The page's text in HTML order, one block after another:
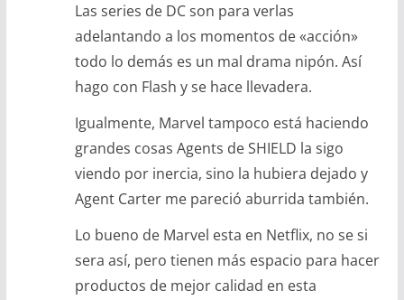
Las series de DC son para verlas
adelantando a los momentos de «acción»
todo lo demás es un mal drama nipón. Así
hago con Flash y se hace llevadera.
Igualmente, Marvel tampoco está haciendo
grandes cosas Agents de SHIELD la sigo
viendo por inercia, sino la hubiera dejado y
Agent Carter me pareció aburrida también.
Lo bueno de Marvel esta en Netflix, no se si
sera así, pero tienen más espacio para hacer
productos de mejor calidad en esta